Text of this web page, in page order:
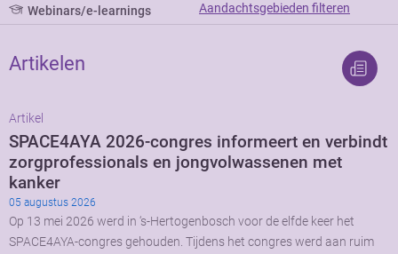
Webinars/e-learnings Aandachtsgebieden filteren
Artikelen
Artikel
SPACE4AYA 2026-congres informeert en verbindt
zorgprofessionals en jongvolwassenen met
kanker
05 augustus 2026
Op 13 mei 2026 werd in ‘s-Hertogenbosch voor de elfde keer het
SPACE4AYA-congres gehouden. Tijdens het congres werd aan ruim